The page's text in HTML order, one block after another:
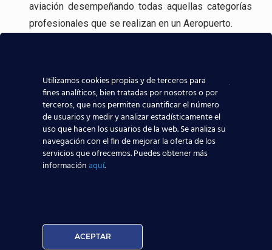
aviación desempeñando todas aquellas categorías
profesionales que se realizan en un Aeropuerto.
compañías aeronáuticas, lo que sin duda ayudará a
que todos los alumnos de nuestros centros
aeronáuticos destaquen y consigan mejores y
mayores posibilidades reales de trabajar en el
sector aeronáutico.
Utilizamos cookies propias y de terceros para
fines analíticos, bien tratadas por nosotros o por
terceros, que nos permiten cuantificar el número
de usuarios y medir y analizar estadísticamente el
uso que hacen los usuarios de la web. Se analiza su
navegación con el fin de mejorar la oferta de los
servicios que ofrecemos. Puedes obtener más
informaciónaquí.
ACEPTAR